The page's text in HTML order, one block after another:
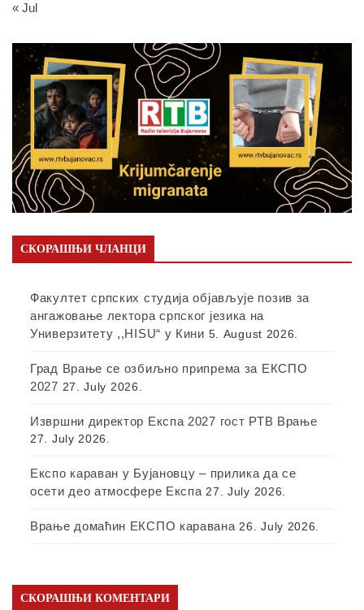
« Jul
СКОРАШЊИ ЧЛАНЦИ
Факултет српских студија објављује позив за
ангажовање лектора српског језика на
Универзитету ,,HISU“ у Кини 5. August 2026.
Град Врање се озбиљно припрема за ЕКСПО
2027 27. July 2026.
Извршни директор Експа 2027 гост РТВ Врање
27. July 2026.
Експо караван у Бујановцу – прилика да се
осети део атмосфере Експа 27. July 2026.
Врање домаћин ЕКСПО каравана 26. July 2026.
СКОРАШЊИ КОМЕНТАРИ